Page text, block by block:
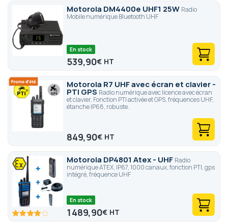
Motorola DM4400e UHF1 25W Radio
Mobile numérique Bluetooth UHF
En stock
539,90€
Motorola R7 UHF avec écran et clavier -
PTI GPS Radio numérique avec licence avec écran
et clavier, Fonction PTI activée et GPS, fréquences UHF,
étanche IP68, robuste.
849,90€
Motorola DP4801 Atex - UHF Radio
numérique ATEX, IP67, 1000 canaux, fonction PTI, gps
intégré, fréquence UHF
80 100
En stock
1 489,90€